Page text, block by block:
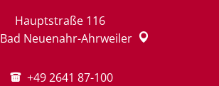
Hauptstraße 116
Bad Neuenahr-Ahrweiler
+49 2641 87-100